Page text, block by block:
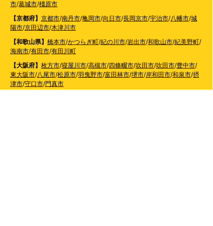
市/葛城市/橿原市
【京都府】 京都市/南丹市/亀岡市/向日市/長岡京市/宇治市/八幡市/城
陽市/京田辺市/木津川市
【和歌山県】 橋本市/かつらぎ町/紀の川市/岩出市/和歌山市/紀美野町/
海南市/有田市/有田川町
【大阪府】 枚方市/寝屋川市/高槻市/四條畷市/吹田市/吹田市/豊中市/
東大阪市/八尾市/松原市/羽曳野市/富田林市/堺市/岸和田市/和泉市/摂
津市/守口市/門真市